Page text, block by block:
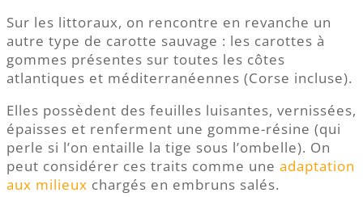
Sur les littoraux, on rencontre en revanche un
autre type de carotte sauvage : les carottes à
gommes présentes sur toutes les côtes
atlantiques et méditerranéennes (Corse incluse).
Elles possèdent des feuilles luisantes, vernissées,
épaisses et renferment une gomme-résine (qui
perle si l’on entaille la tige sous l’ombelle). On
peut considérer ces traits comme une adaptation
aux milieux chargés en embruns salés.